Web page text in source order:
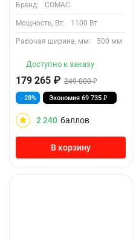
Бренд: COMAC
Мощность, Вт: 1100 Вт
Рабочая ширина, мм: 500 мм
Доступно к заказу
179 265 ₽ 249 000₽
- 28% Экономия 69 735 ₽
2 240 баллов
В корзину